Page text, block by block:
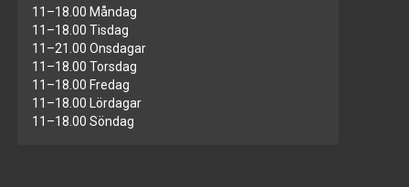
11–18.00 Måndag
11–18.00 Tisdag
11–21.00 Onsdagar
11–18.00 Torsdag
11–18.00 Fredag
11–18.00 Lördagar
11–18.00 Söndag